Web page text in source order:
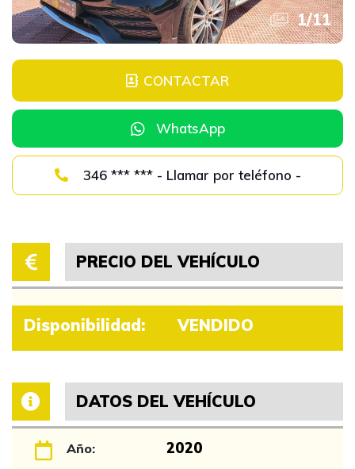
1/11
CONTACTAR
WhatsApp
346 *** *** - Llamar por teléfono -
PRECIO DEL VEHÍCULO
Disponibilidad: VENDIDO
DATOS DEL VEHÍCULO
Año: 2020